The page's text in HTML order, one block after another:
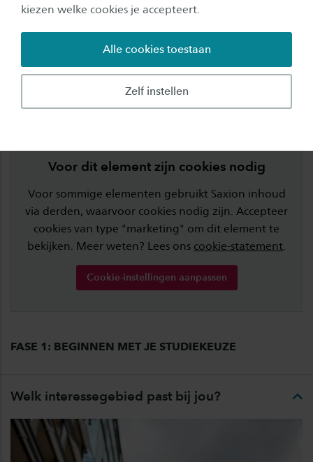
kiezen welke cookies je accepteert.
Zelf instellen
Alle cookies toestaan
Eerst inspiratie nodig? Bekijk hier onze
video over jouwstudiekeuze!
Voor dit element zijn cookies nodig
Voor sommige elementen gebruikt Saxion inhoud
via derden, waarvoor cookies nodig zijn. Accepteer
cookies van type "marketing" om dit element te
bekijken. Meer weten? Lees ons cookie-statement.
Cookie-instellingen aanpassen
FASE 1: BEGINNEN MET JE STUDIEKEUZE
Welk interessegebied past bij jou?